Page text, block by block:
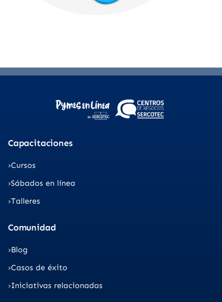
Capacitaciones
Cursos
Sábados en línea
Talleres
Comunidad
Blog
Casos de éxito
Iniciativas relacionadas